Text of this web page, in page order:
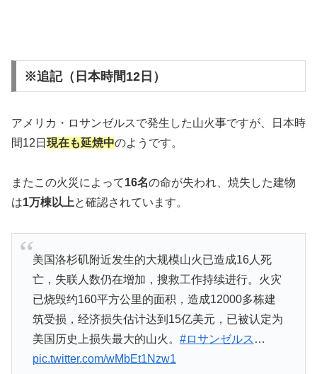
※追記（日本時間12日）
アメリカ・ロサンゼルスで発生した山火事ですが、日本時
間12日 現在も延焼中のようです。
またこの火災によって16名の命が失われ、焼失した建物
は1万棟以上と確認されています。
美国洛杉矶附近发生的大规模山火已造成16人死
亡，失联人数仍在增加，搜救工作持续进行。火灾
已烧毁约160平方公里的面积，造成12000多栋建
筑受损，经济损失估计达到15亿美元，已被认定为
美国历史上损失最大的山火。 #ロサンゼルス …
pic.twitter.com/wMbEt1Nzw1